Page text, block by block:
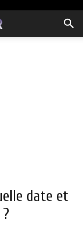
date et